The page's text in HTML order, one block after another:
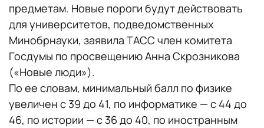
предметам. Новые пороги будут действовать
для университетов, подведомственных
Минобрнауки, заявила ТАСС член комитета
Госдумы по просвещению Анна Скрозникова
(«Новые люди»).
По ее словам, минимальный балл по физике
увеличен с 39 до 41, по информатике — с 44 до
46, по истории — с 36 до 40, по иностранным